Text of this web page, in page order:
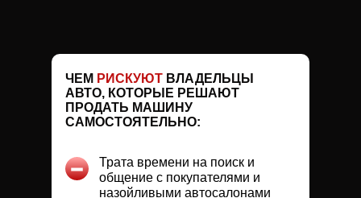
Трата времени на поиск и
общение с покупателями и
назойливыми автосалонами
ЧЕМ РИСКУЮТ ВЛАДЕЛЬЦЫ
АВТО, КОТОРЫЕ РЕШАЮТ
ПРОДАТЬ МАШИНУ
САМОСТОЯТЕЛЬНО: